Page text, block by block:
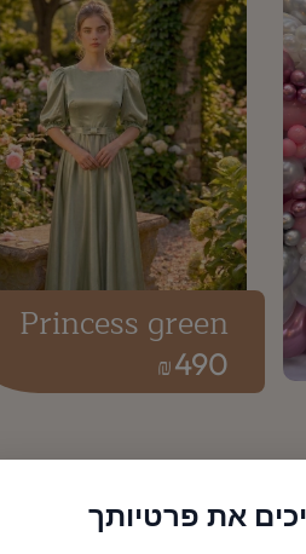
490
₪
Princess green
את פרטיותך